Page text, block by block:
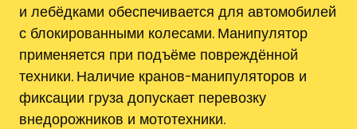
и лебёдками обеспечивается для автомобилей
с блокированными колесами. Манипулятор
применяется при подъёме повреждённой
техники. Наличие кранов-манипуляторов и
фиксации груза допускает перевозку
внедорожников и мототехники.